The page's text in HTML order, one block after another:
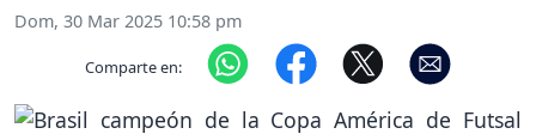
Dom, 30 Mar 2025 10:58 pm
Comparte en: